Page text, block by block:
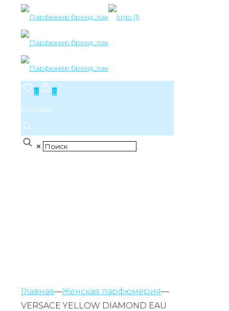
0
0
0,00 сом
✕
Главная—Женская парфюмерия—
VERSACE YELLOW DIAMOND EAU